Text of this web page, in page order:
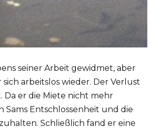
seiner Arbeit gewidmet, aber
arbeitslos wieder. Der Verlust
Da er die Miete nicht mehr
Entschlossenheit und die
Schließlich fand er eine